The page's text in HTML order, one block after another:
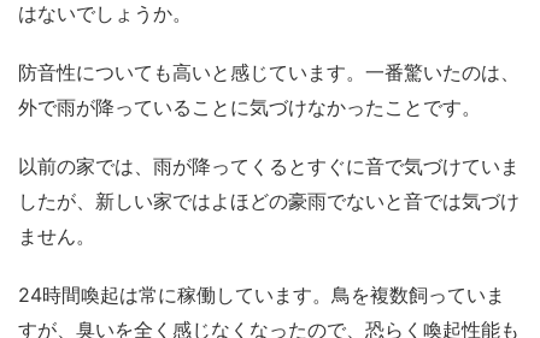
はないでしょうか。
防音性についても高いと感じています。一番驚いたのは、
外で雨が降っていることに気づけなかったことです。
以前の家では、雨が降ってくるとすぐに音で気づけていま
したが、新しい家ではよほどの豪雨でないと音では気づけ
ません。
24時間喚起は常に稼働しています。鳥を複数飼っていま
すが、臭いを全く感じなくなったので、恐らく喚起性能も